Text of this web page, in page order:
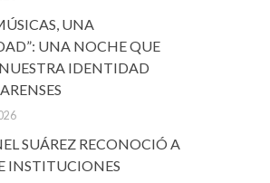
UNA
UNA NOCHE QUE
IDENTIDAD
SUÁREZ RECONOCIÓ A
INSTITUCIONES